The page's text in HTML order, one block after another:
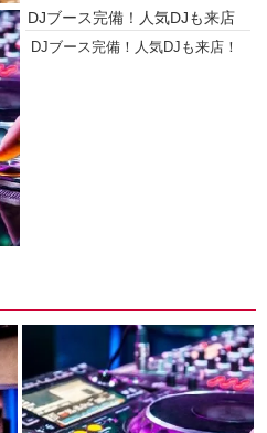
DJブース完備！人気DJも来店
DJブース完備！人気DJも来店！